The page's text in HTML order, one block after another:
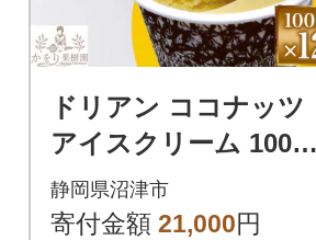
ドリアン ココナッツ
アイスクリーム 100m
l 12個 セット かをり
果樹園 静岡県 沼津市
静岡県沼津市
寄付金額 21,000円